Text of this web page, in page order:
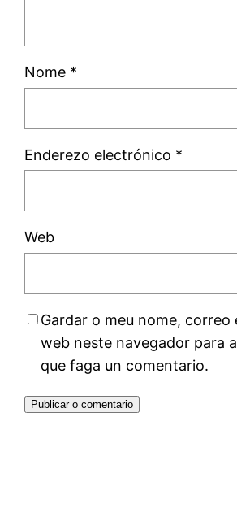
Nome *
Enderezo electrónico *
Web
Gardar o meu nome, correo
web neste navegador para
que faga un comentario.